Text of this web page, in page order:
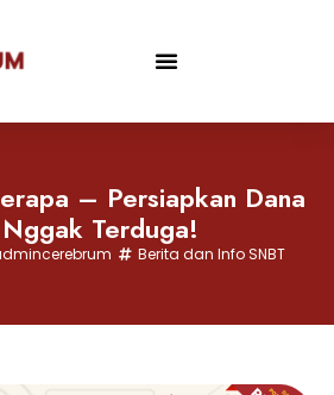
– Persiapkan Dana
Terduga!
Berita dan Info SNBT